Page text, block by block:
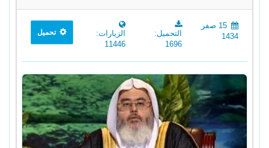
15 صفر
1434
التحميل:
1696
الزيارات:
11446
تحميل